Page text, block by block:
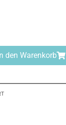
Gib den
den Warenkorb